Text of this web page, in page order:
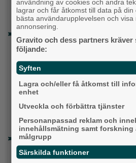
Vet ej
Topp tre
Milstolpen: Ny tunnel är på
järnvägen
Detta händer i Alingsås
Ånga upp
Senaste
användning av cookies och andra
lagrar och får åtkomst till data på
bästa användarupplevelsen och visa
annonsering.
Gravito och dess partners kräver
följande:
Syften
Lagra och/eller få åtkomst till
enhet
Utveckla och förbättra tjänster
Personanpassad reklam och
innehållsmätning samt forskning
målgrupp
Särskilda funktioner